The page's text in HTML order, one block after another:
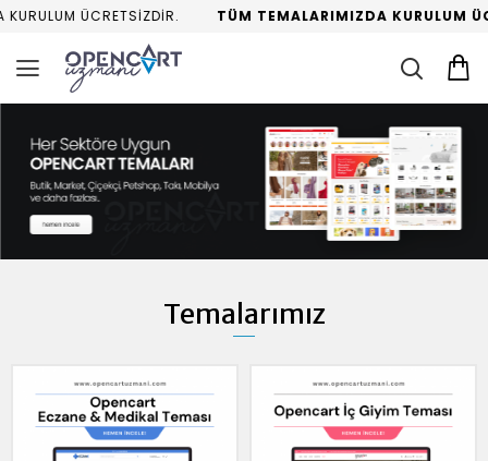
ÜCRETSİZDİR. TÜM TEMALARIMIZDA KURULUM
Temalarımız